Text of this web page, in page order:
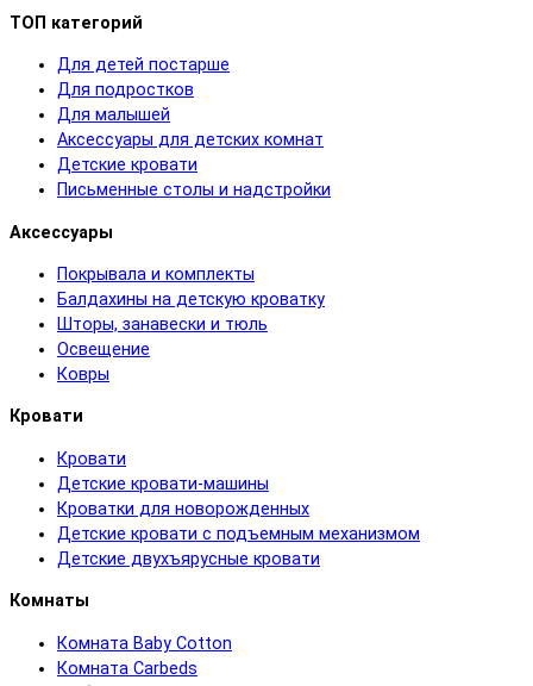
ТОП категорий
Для детей постарше
Для подростков
Для малышей
Аксессуары для детских комнат
Детские кровати
Письменные столы и надстройки
Аксессуары
Покрывала и комплекты
Балдахины на детскую кроватку
Шторы, занавески и тюль
Освещение
Ковры
Кровати
Кровати
Детские кровати-машины
Кроватки для новорожденных
Детские кровати с подъемным механизмом
Детские двухъярусные кровати
Комнаты
Комната Baby Cotton
Комната Carbeds